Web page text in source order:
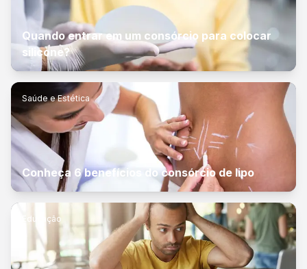
Quando entrar em um consórcio para colocar
silicone?
Saúde e Estética
Conheça 6 benefícios do consórcio de lipo
Educação